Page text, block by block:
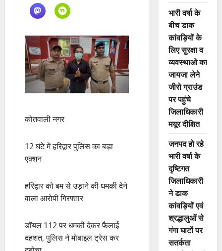
कोतवाली नगर
12 घंटे में हरिद्वार पुलिस का बड़ा
एक्शन
हरिद्वार को बम से उड़ाने की धमकी देने
वाला आरोपी गिरफ्तार
डॉयल 112 पर धमकी देकर फैलाई
दहशत, पुलिस ने मोबाइल ट्रेस कर
भारी वर्षा के
बीच डाक
कांवड़ियों के
लिए सुरक्षा व
व्यवस्थाओ का
जायजा लेने
जीरो ग्राउंड
पर पहुंचे
जिलाधिकारी
मयूर दीक्षित
जनपद हो रहे
भारी वर्षा के
दृष्टिगत
जिलाधिकारी
ने डाक
कांवड़ियों एवं
श्रद्धालुओं से
गंगा घाटों पर
सतर्कता